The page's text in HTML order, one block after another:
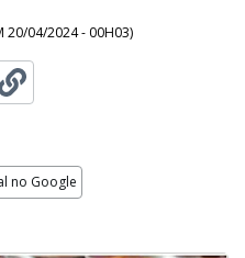
20/04/2024 - 00H03)
no Google